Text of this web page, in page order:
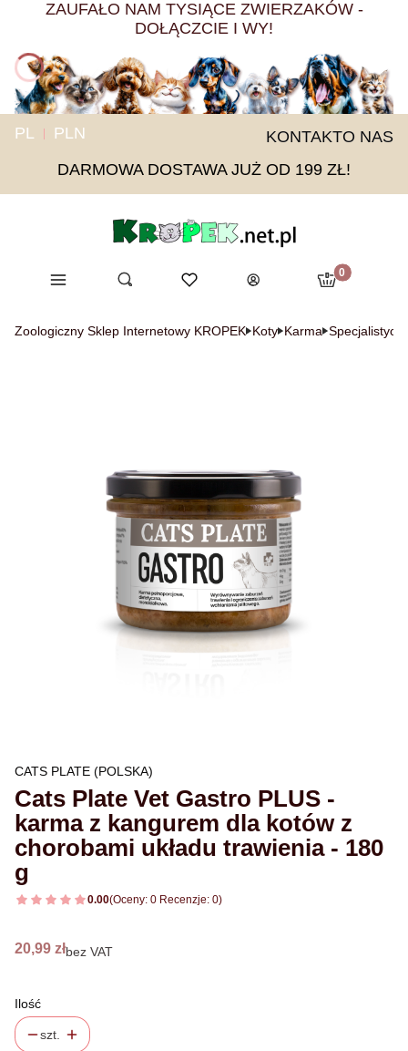
ZAUFAŁO NAM TYSIĄCE ZWIERZAKÓW -
DOŁĄCZCIE I WY!
PL PLN KONTAKTO NAS
DARMOWA DOSTAWA JUŻ OD 199 ZŁ!
Menu Otwórz wyszukiwarkę
Szukaj Ulubione
Zaloguj się
Produkty w
Koszyk
Zoologiczny Sklep Internetowy KROPEK Koty Karma
CATS PLATE (POLSKA)
Cats Plate Vet Gastro PLUS -
karma z kangurem dla kotów z
chorobami układu trawienia - 180
g
0.00(Oceny: 0 Recenzje: 0)
Cena
20,99 złbez VAT
Ilość
szt.